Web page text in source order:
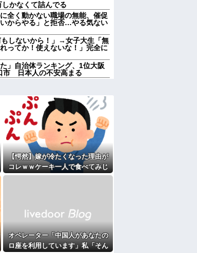
かなくて詰んでる
全く動かない職場の無能、催促
からやる」と拒否…やる気ない
しないから！」→女子大生「無
ってか！使えないな！」完全に
」自治体ランキング、1位大阪
市 日本人の不安高まる
しないから！」→女子大生「無
ってか！使えないな！」完全に
と2人でｷｬｯｷｬｳﾌﾌと計画立てて
ら「兄ちゃんヨロシク」って連
せられる。旦那は「行かなくて
れなくなってしまう
ー効いた。サンキューな｣と笑
った！しかも妻から直接電話が
ったら私が小さい頃に撮った写
ったらもう食べていけないんで
【愕然】嫁が冷たくなった理由が
コレｗｗケーキ一人で食べてみじ
めって言われてた・・・
オペレーター「中国人があなたの
ロ座を利用しています」私「そん